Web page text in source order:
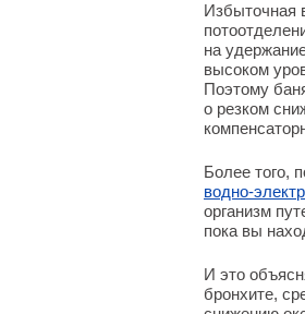
Избыточная
на
высоком
Поэтому
о резком
Более того,
водно-
организм
пока вы
И это
бронхите,